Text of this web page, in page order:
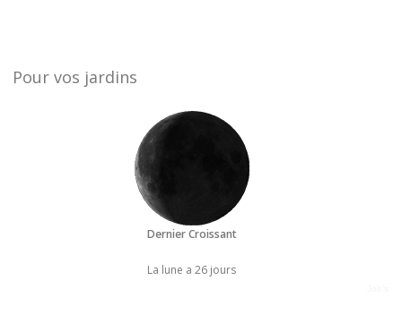
Pour vos jardins
Dernier Croissant
La lune a 26 jours